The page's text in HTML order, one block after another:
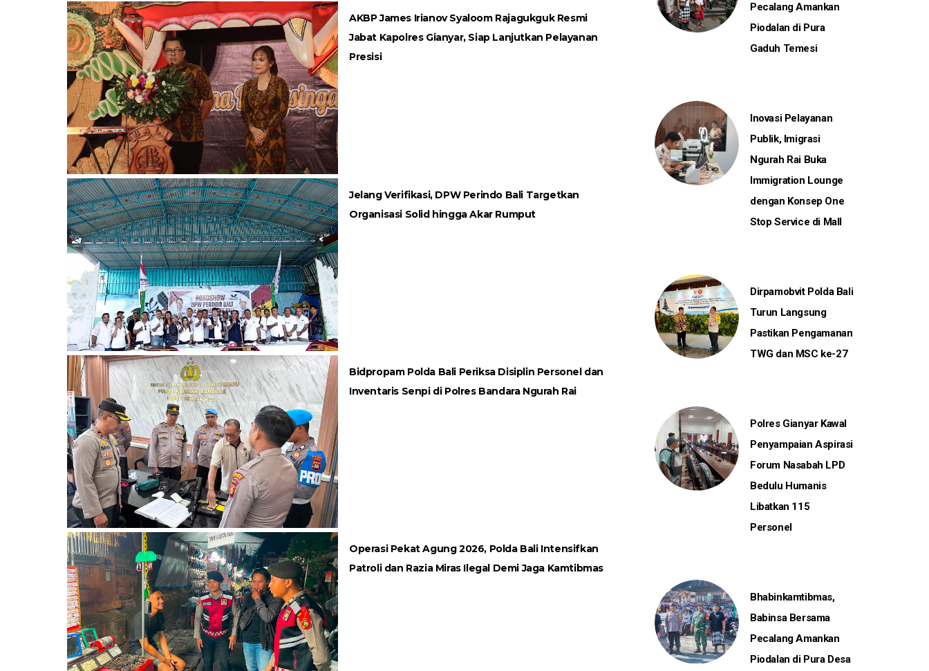
AKBP James Irianov Syaloom Rajagukguk Resmi
Jabat Kapolres Gianyar, Siap Lanjutkan Pelayanan
Presisi
Jelang Verifikasi, DPW Perindo Bali Targetkan
Organisasi Solid hingga Akar Rumput
Bidpropam Polda Bali Periksa Disiplin Personel dan
Inventaris Senpi di Polres Bandara Ngurah Rai
Operasi Pekat Agung 2026, Polda Bali Intensifkan
Patroli dan Razia Miras Ilegal Demi Jaga Kamtibmas
Pecalang Amankan
Piodalan di Pura
Gaduh Temesi
Inovasi Pelayanan
Publik, Imigrasi
Ngurah Rai Buka
Immigration Lounge
dengan Konsep One
Stop Service di Mall
Dirpamobvit Polda Bali
Turun Langsung
Pastikan Pengamanan
TWG dan MSC ke-27
Polres Gianyar Kawal
Penyampaian Aspirasi
Forum Nasabah LPD
Bedulu Humanis
Libatkan 115
Personel
Bhabinkamtibmas,
Babinsa Bersama
Pecalang Amankan
Piodalan di Pura Desa